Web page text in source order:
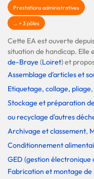
Prestations administratives
... + 3 pôles
Cette EA est ouverte
situation de handicap. Elle
de-Braye(Loiret) et
Assemblage d'articles et
Etiquetage, collage, pliage,
Stockage et préparation
ou recyclage d'autres
Archivage et classement,
Conditionnement
GED (gestion électronique
Fabrication et montage